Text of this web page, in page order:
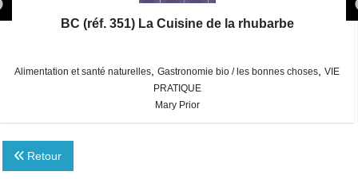
BC (réf. 351) La Cuisine de la rhubarbe
Alimentation et santé naturelles Gastronomie bio / les bonnes choses VIE
PRATIQUE
Mary Prior
Retour